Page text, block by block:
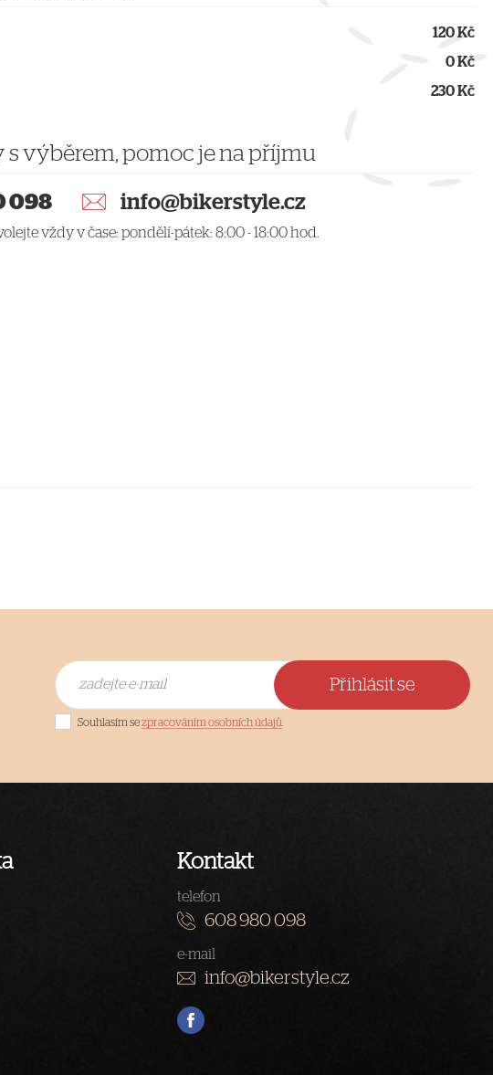
120 Kč
0 Kč
230 Kč
s výběrem, pomoc je na příjmu
098 info@bikerstyle.cz
vždy v čase: pondělí-pátek: 8:00 - 18:00 hod.
Přihlásit se
Souhlasím sezpracováním osobních údajů
Kontakt
telefon
608 980 098
e-mail
info@bikerstyle.cz